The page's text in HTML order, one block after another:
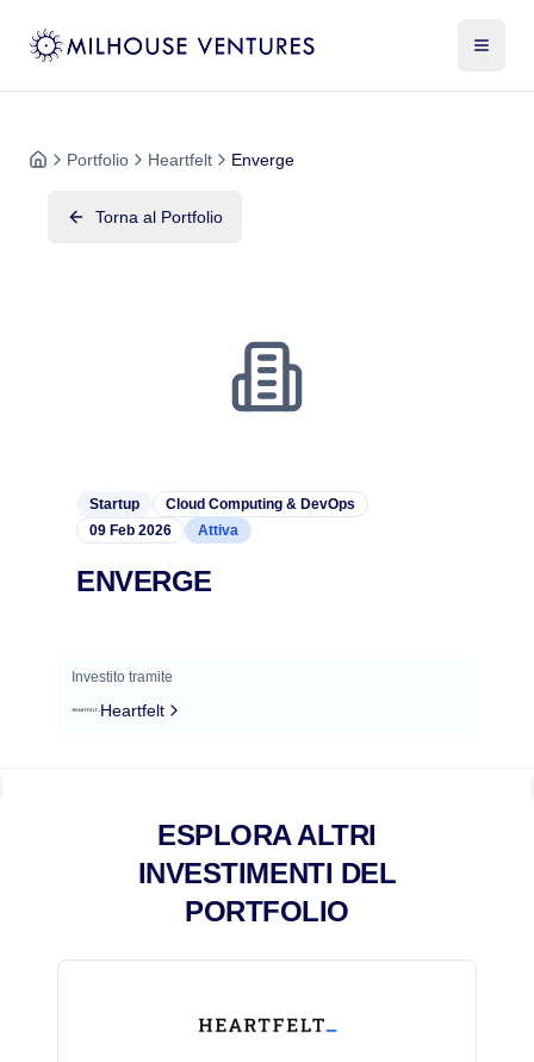
Portfolio Heartfelt Enverge
Torna al Portfolio
Startup
Cloud Computing & DevOps
09 Feb 2026
Attiva
ENVERGE
Investito tramite
Heartfelt
ESPLORA ALTRI
INVESTIMENTI DEL
PORTFOLIO